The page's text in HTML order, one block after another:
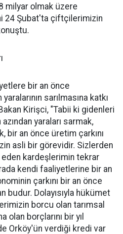
milyar olmak üzere
24 Şubat'ta çiftçilerimizin
bir an önce
sarılmasına katkı
Kirişci, "Tabii ki gidenleri
yaraları sarmak,
bir an önce üretim çarkını
asli bir görevidir. Sizlerden
kardeşlerimin tekrar
kendi faaliyetlerine bir an
çarkını bir an önce
budur. Dolayısıyla hükümet
borcu olan tarımsal
olan borçlarını bir yıl
Orköy'ün verdiği kredi var